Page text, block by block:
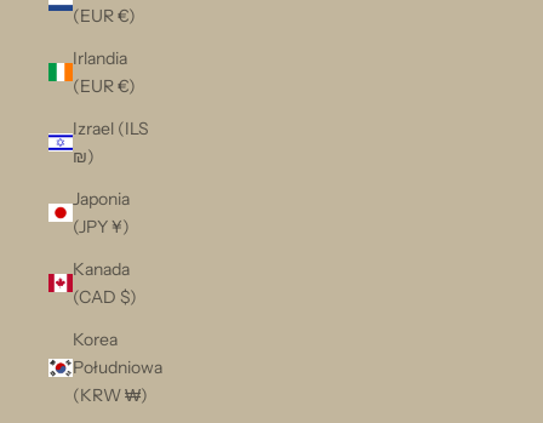
(EUR €)
Irlandia
(EUR €)
Izrael (ILS
₪)
Japonia
(JPY ¥)
Kanada
(CAD $)
Korea
Południowa
(KRW ₩)